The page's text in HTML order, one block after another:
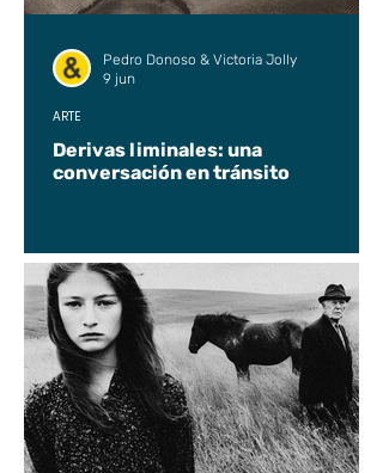
Derivas liminales: una
conversación en tránsito
ARTE
Pedro Donoso & Victoria Jolly
9 jun